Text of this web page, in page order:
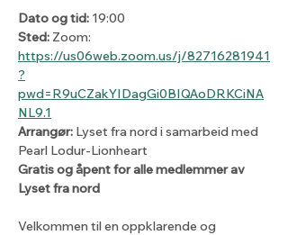
Dato og tid: 19:00
Sted: Zoom:
https://us06web.zoom.us/j/82716281941
?
pwd=R9uCZakYIDagGi0BIQAoDRKCiNA
NL9.1
Arrangør: Lyset fra nord i samarbeid med
Pearl Lodur-Lionheart
Gratis og åpent for alle medlemmer av
Lyset fra nord
Velkommen til en oppklarende og